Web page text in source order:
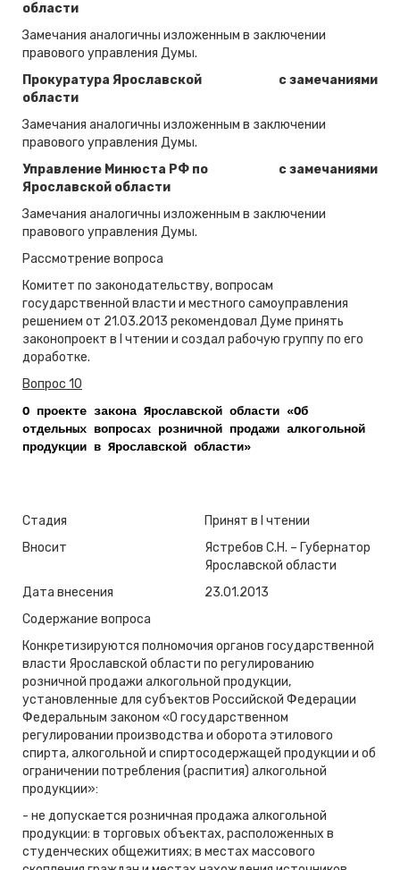
области
Замечания аналогичны изложенным в заключении
правового управления Думы.
Прокуратура Ярославской
области
с замечаниями
Замечания аналогичны изложенным в заключении
правового управления Думы.
Управление Минюста РФ по
Ярославской области
с замечаниями
Замечания аналогичны изложенным в заключении
правового управления Думы.
Рассмотрение вопроса
Комитет по законодательству, вопросам
государственной власти и местного самоуправления
решением от 21.03.2013 рекомендовал Думе принять
законопроект в I чтении и создал рабочую группу по его
доработке.
Вопрос 10
О проекте закона Ярославской области «Об
отдельных вопросах розничной продажи алкогольной
продукции в Ярославской области»
Стадия
Принят в I чтении
Вносит
Ястребов С.Н. – Губернатор
Ярославской области
Дата внесения
23.01.2013
Содержание вопроса
Конкретизируются полномочия органов государственной
власти Ярославской области по регулированию
розничной продажи алкогольной продукции,
установленные для субъектов Российской Федерации
Федеральным законом «О государственном
регулировании производства и оборота этилового
спирта, алкогольной и спиртосодержащей продукции и об
ограничении потребления (распития) алкогольной
продукции»:
- не допускается розничная продажа алкогольной
продукции: в торговых объектах, расположенных в
студенческих общежитиях; в местах массового